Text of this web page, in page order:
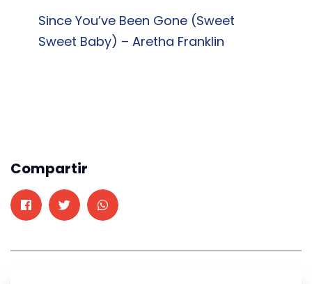
Since You’ve Been Gone (Sweet
Sweet Baby) – Aretha Franklin
Compartir